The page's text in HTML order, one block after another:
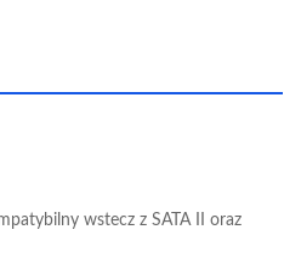
wstecz z SATA II oraz